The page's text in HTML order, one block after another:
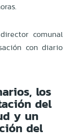
comunal
con diario
los
del
y un
del